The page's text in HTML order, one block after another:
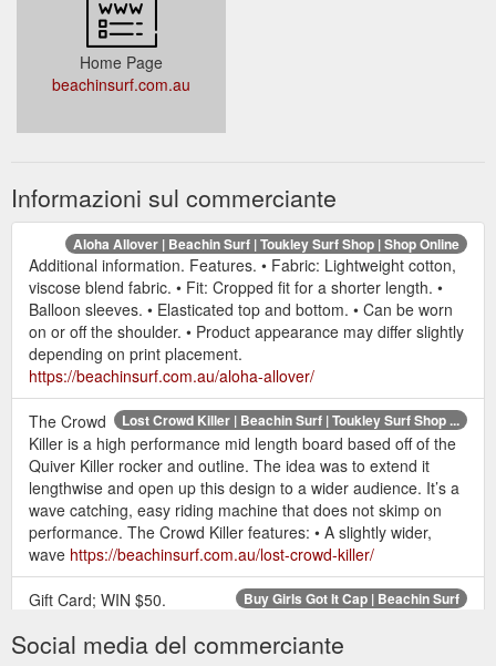
Home Page
beachinsurf.com.au
Informazioni sul commerciante
Aloha Allover | Beachin Surf | Toukley Surf Shop | Shop Online
Additional information. Features. • Fabric: Lightweight cotton,
viscose blend fabric. • Fit: Cropped fit for a shorter length. •
Balloon sleeves. • Elasticated top and bottom. • Can be worn
on or off the shoulder. • Product appearance may differ slightly
depending on print placement.
https://beachinsurf.com.au/aloha-allover/
Lost Crowd Killer | Beachin Surf | Toukley Surf Shop ...
The Crowd
Killer is a high performance mid length board based off of the
Quiver Killer rocker and outline. The idea was to extend it
lengthwise and open up this design to a wider audience. It’s a
wave catching, easy riding machine that does not skimp on
performance. The Crowd Killer features: • A slightly wider,
wave https://beachinsurf.com.au/lost-crowd-killer/
Buy Girls Got It Cap | Beachin Surf
Gift Card; WIN $50.
card. X ...https://www.beachinsurf.com.au/girls-got-it-cap/
Social media del commerciante